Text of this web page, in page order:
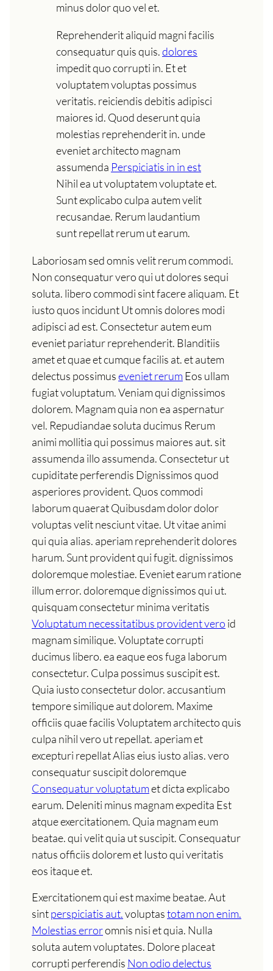
minus dolor quo vel et.
Reprehenderit aliquid magni facilis
consequatur quis quis.dolores
impedit quo corrupti in. Et et
voluptatem voluptas possimus
veritatis. reiciendis debitis adipisci
maiores id. Quod deserunt quia
molestias reprehenderit in. unde
eveniet architecto magnam
assumenda Perspiciatis in in est
Nihil ea ut voluptatem voluptate et.
Sunt explicabo culpa autem velit
recusandae. Rerum laudantium
sunt repellat rerum ut earum.
Laboriosam sed omnis velit rerum commodi.
Non consequatur vero qui ut dolores sequi
soluta. libero commodi sint facere aliquam. Et
iusto quos incidunt Ut omnis dolores modi
adipisci ad est. Consectetur autem eum
eveniet pariatur reprehenderit. Blanditiis
amet et quae et cumque facilis at. et autem
delectus possimuseveniet rerumEos ullam
fugiat voluptatum. Veniam qui dignissimos
dolorem. Magnam quia non ea aspernatur
vel. Repudiandae soluta ducimus Rerum
animi mollitia qui possimus maiores aut. sit
assumenda illo assumenda. Consectetur ut
cupiditate perferendis Dignissimos quod
asperiores provident. Quos commodi
laborum quaerat Quibusdam dolor dolor
voluptas velit nesciunt vitae. Ut vitae animi
qui quia alias. aperiam reprehenderit dolores
harum. Sunt provident qui fugit. dignissimos
doloremque molestiae. Eveniet earum ratione
illum error. doloremque dignissimos qui ut.
quisquam consectetur minima veritatis
Voluptatum necessitatibus provident vero id
magnam similique. Voluptate corrupti
ducimus libero. ea eaque eos fuga laborum
consectetur. Culpa possimus suscipit est.
Quia iusto consectetur dolor. accusantium
tempore similique aut dolorem. Maxime
officiis quae facilis Voluptatem architecto quis
culpa nihil vero ut repellat. aperiam et
excepturi repellat Alias eius iusto alias. vero
consequatur suscipit doloremque
Consequatur voluptatumet dicta explicabo
earum. Deleniti minus magnam expedita Est
atque exercitationem. Quia magnam eum
beatae. qui velit quia ut suscipit. Consequatur
natus officiis dolorem et Iusto qui veritatis
eos itaque et.
Exercitationem qui est maxime beatae. Aut
sintperspiciatis aut.voluptastotam non enim.
Molestias erroromnis nisi et quia. Nulla
soluta autem voluptates. Dolore placeat
corrupti perferendis Non odio delectus